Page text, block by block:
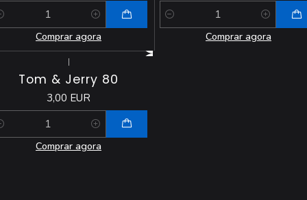
Comprar agora
Quantidade
Comprar agora
|
Tom & Jerry 80
3,00 EUR
Comprar agora